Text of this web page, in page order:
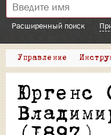
Расширенный поиск
Управление
Юргенс